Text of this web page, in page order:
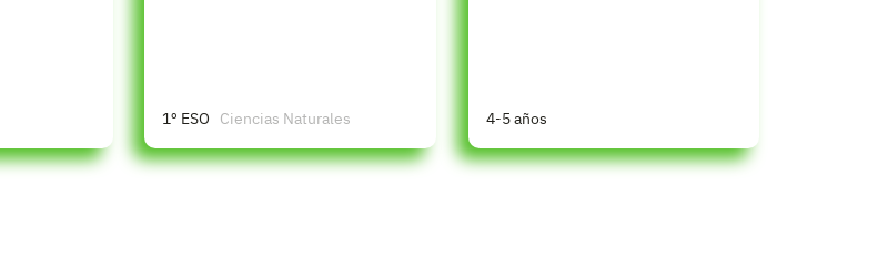
1º ESO Ciencias Naturales 4-5 años